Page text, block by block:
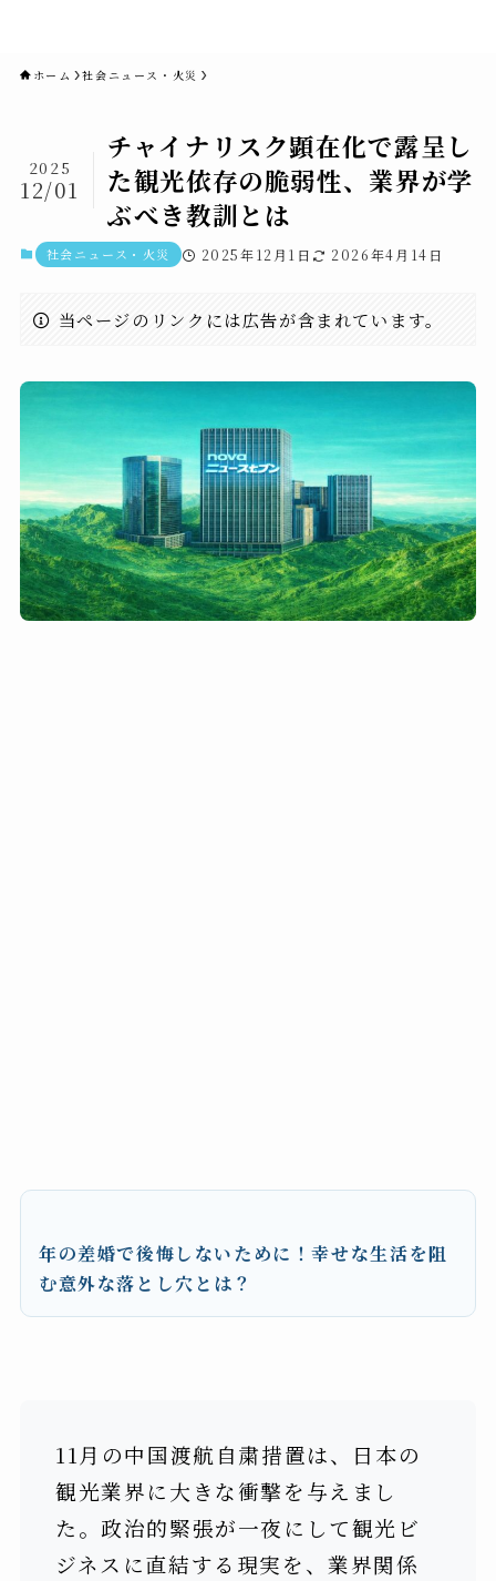
ホーム 社会ニュース・火災
チャイナリスク顕在化で露呈し
た観光依存の脆弱性、業界が学
ぶべき教訓とは
2025
12/01
社会ニュース・火災 2025年12月1日 2026年4月14日
当ページのリンクには広告が含まれています。
年の差婚で後悔しないために！幸せな生活を阻
む意外な落とし穴とは？
11月の中国渡航自粛措置は、日本の
観光業界に大きな衝撃を与えまし
た。政治的緊張が一夜にして観光ビ
ジネスに直結する現実を、業界関係